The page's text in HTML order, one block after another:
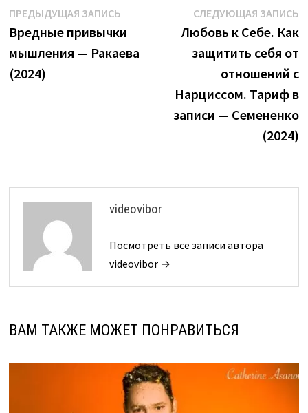
Навигация
по
записям
ПРЕДЫДУЩАЯ ЗАПИСЬПредыдущая
запись:
Вредные привычки
мышления — Ракаева
(2024)
СЛЕДУЮЩАЯ ЗАПИСЬ
Любовь к Себе. Как
защитить себя от
отношений с
Нарциссом. Тариф в
записи — Семененко
(2024)
videovibor
Посмотреть все записи автора
videovibor →
ВАМ ТАКЖЕ МОЖЕТ ПОНРАВИТЬСЯ